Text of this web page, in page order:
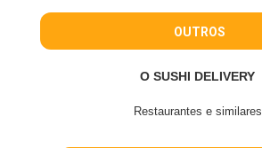
OUTROS
O SUSHI DELIVERY
Restaurantes e similares